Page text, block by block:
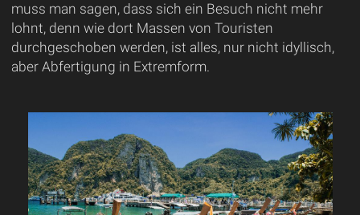
muss man sagen, dass sich ein Besuch nicht mehr
lohnt, denn wie dort Massen von Touristen
durchgeschoben werden, ist alles, nur nicht idyllisch,
aber Abfertigung in Extremform.